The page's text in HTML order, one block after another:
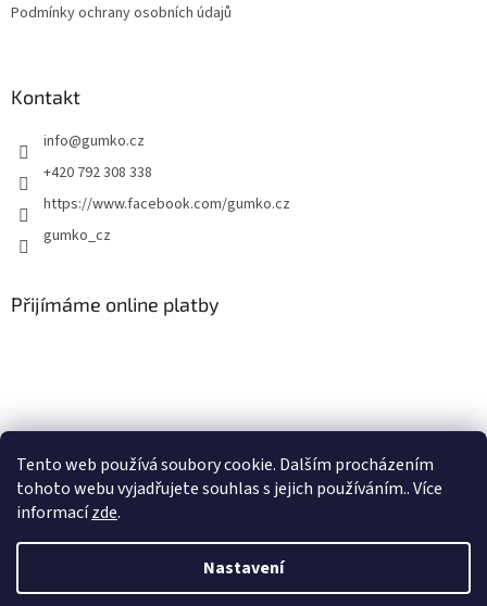
Tento web používá soubory cookie. Dalším procházením
tohoto webu vyjadřujete souhlas s jejich používáním.. Více
informacízde.
Nastavení
Podmínky ochrany osobních údajů
Kontakt
info@gumko.cz
+420 792 308 338
https://www.facebook.com/gumko.cz
gumko_cz
Přijímáme online platby
Vytvořil Shoptet
Copyright 2026
Upravit nastavení cookies